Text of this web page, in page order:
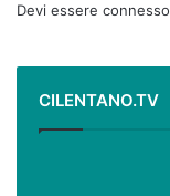
Devi essere connesso
CILENTANO.TV